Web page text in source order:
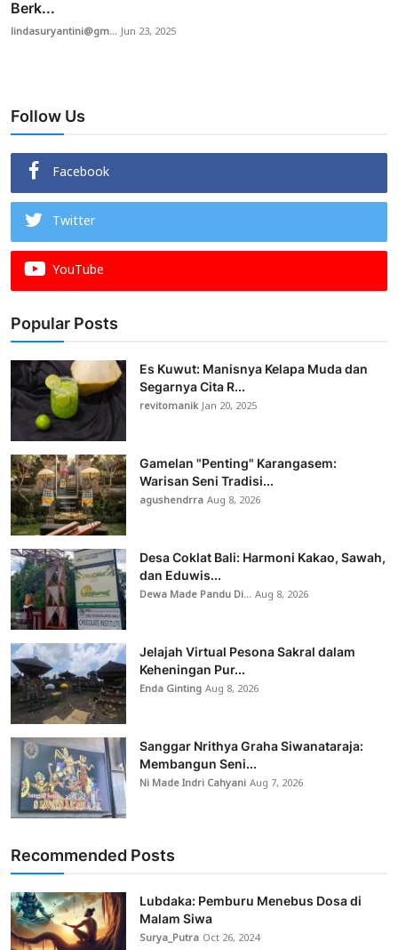
Berk...
lindasuryantini@gm...Jun 23, 2025
Follow Us
Facebook
Twitter
YouTube
Popular Posts
Es Kuwut: Manisnya Kelapa Muda dan
Segarnya Cita R...
revitomanikJan 20, 2025
Gamelan "Penting" Karangasem:
Warisan Seni Tradisi...
agushendrraAug 8, 2026
Desa Coklat Bali: Harmoni Kakao, Sawah,
dan Eduwis...
Dewa Made Pandu Di...Aug 8, 2026
Jelajah Virtual Pesona Sakral dalam
Keheningan Pur...
Enda GintingAug 8, 2026
Sanggar Nrithya Graha Siwanataraja:
Membangun Seni...
Ni Made Indri CahyaniAug 7, 2026
Recommended Posts
Lubdaka: Pemburu Menebus Dosa di
Malam Siwa
Surya_Putra Oct 26, 2024